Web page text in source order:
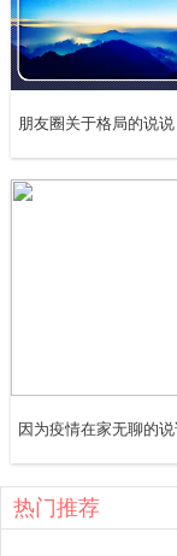
13、我的祖国生
会战胜一切！国泰
抱怨堵车了，因为
15、武汉小朋友
好起来，其他小
热门推荐